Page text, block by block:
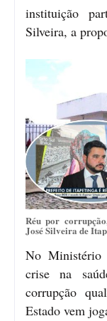
instituição
Silveira, a
Réu por
José Silveira de
No Ministério
crise na
corrupção
Estado vem